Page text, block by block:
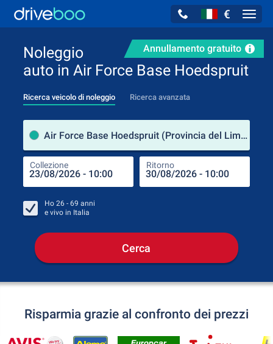
€
Annullamento gratuito
Noleggio
auto in Air Force Base Hoedspruit
Ricerca veicolo di noleggio Ricerca avanzata
Air Force Base Hoedspruit (Provincia del Limpopo / Sudafrica)
Collezione Ritorno
Ho 26 - 69 anni
e vivo in Italia
Cerca
Risparmia grazie al confronto dei prezzi